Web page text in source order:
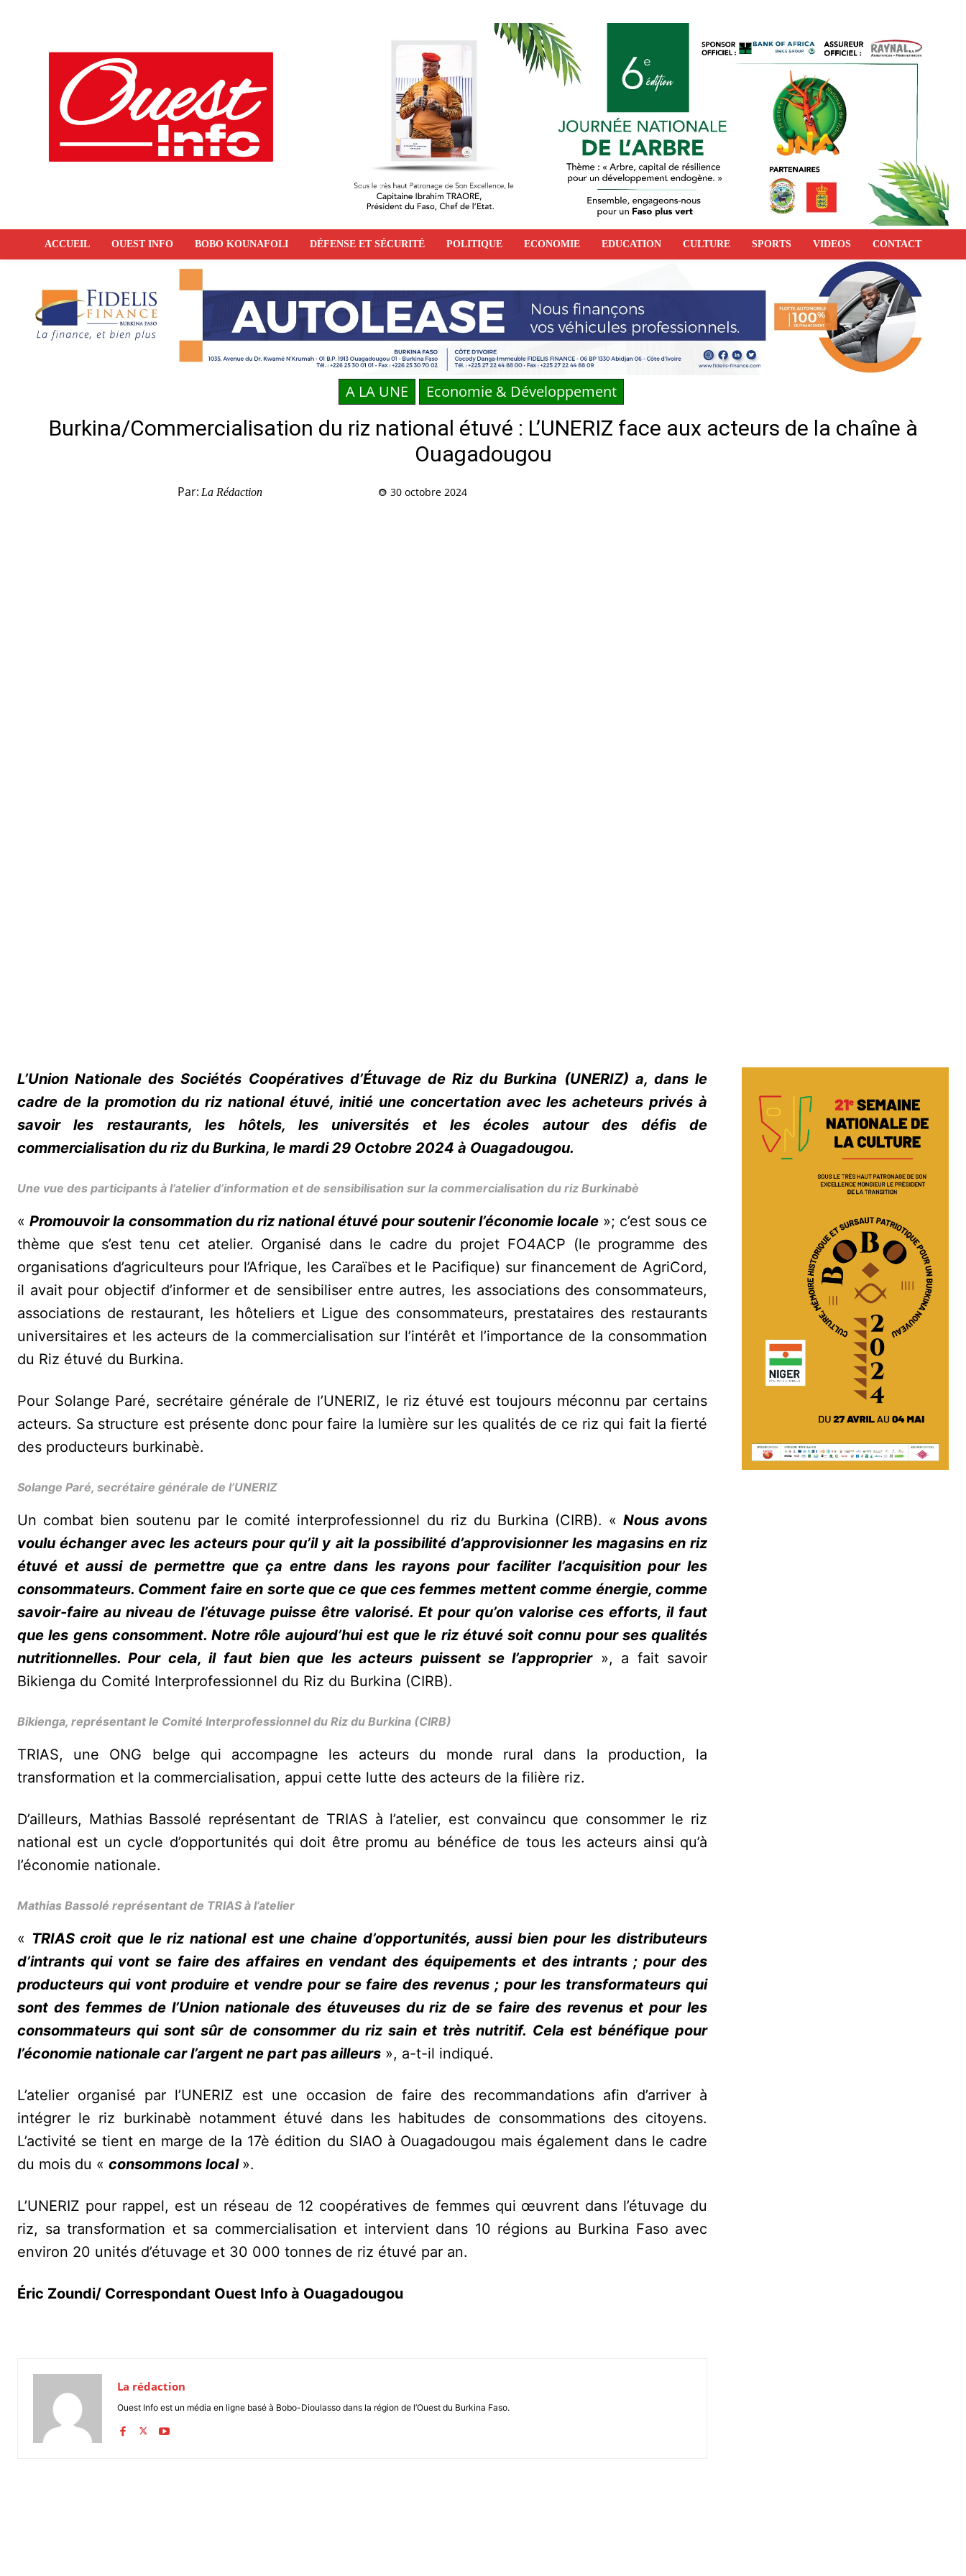
ACCUEIL OUEST INFO BOBO KOUNAFOLI DÉFENSE ET SÉCURITÉ POLITIQUE ECONOMIE EDUCATION CULTURE SPORTS VIDEOS CONTACT
A LA UNE Economie & Développement
Burkina/Commercialisation du riz national étuvé : L’UNERIZ face aux acteurs de la chaîne à
Ouagadougou
Par: La Rédaction 30 octobre 2024
L’Union Nationale des Sociétés Coopératives d’Étuvage de Riz du Burkina (UNERIZ) a, dans le
cadre de la promotion du riz national étuvé, initié une concertation avec les acheteurs privés à
savoir les restaurants, les hôtels, les universités et les écoles autour des défis de
commercialisation du riz du Burkina, le mardi 29 Octobre 2024 à Ouagadougou.
Une vue des participants à l’atelier d’information et de sensibilisation sur la commercialisation du riz Burkinabè
« Promouvoir la consommation du riz national étuvé pour soutenir l’économie locale »; c’est sous ce
thème que s’est tenu cet atelier. Organisé dans le cadre du projet FO4ACP (le programme des
organisations d’agriculteurs pour l’Afrique, les Caraïbes et le Pacifique) sur financement de AgriCord,
il avait pour objectif d’informer et de sensibiliser entre autres, les associations des consommateurs,
associations de restaurant, les hôteliers et Ligue des consommateurs, prestataires des restaurants
universitaires et les acteurs de la commercialisation sur l’intérêt et l’importance de la consommation
du Riz étuvé du Burkina.
Pour Solange Paré, secrétaire générale de l’UNERIZ, le riz étuvé est toujours méconnu par certains
acteurs. Sa structure est présente donc pour faire la lumière sur les qualités de ce riz qui fait la fierté
des producteurs burkinabè.
Solange Paré, secrétaire générale de l’UNERIZ
Un combat bien soutenu par le comité interprofessionnel du riz du Burkina (CIRB). « Nous avons
voulu échanger avec les acteurs pour qu’il y ait la possibilité d’approvisionner les magasins en riz
étuvé et aussi de permettre que ça entre dans les rayons pour faciliter l’acquisition pour les
consommateurs. Comment faire en sorte que ce que ces femmes mettent comme énergie, comme
savoir-faire au niveau de l’étuvage puisse être valorisé. Et pour qu’on valorise ces efforts, il faut
que les gens consomment. Notre rôle aujourd’hui est que le riz étuvé soit connu pour ses qualités
nutritionnelles. Pour cela, il faut bien que les acteurs puissent se l’approprier», a fait savoir
Bikienga du Comité Interprofessionnel du Riz du Burkina (CIRB).
Bikienga, représentant le Comité Interprofessionnel du Riz du Burkina (CIRB)
TRIAS, une ONG belge qui accompagne les acteurs du monde rural dans la production, la
transformation et la commercialisation, appui cette lutte des acteurs de la filière riz.
D’ailleurs, Mathias Bassolé représentant de TRIAS à l’atelier, est convaincu que consommer le riz
national est un cycle d’opportunités qui doit être promu au bénéfice de tous les acteurs ainsi qu’à
l’économie nationale.
Mathias Bassolé représentant de TRIAS à l’atelier
« TRIAS croit que le riz national est une chaine d’opportunités, aussi bien pour les distributeurs
d’intrants qui vont se faire des affaires en vendant des équipements et des intrants ; pour des
producteurs qui vont produire et vendre pour se faire des revenus ; pour les transformateurs qui
sont des femmes de l’Union nationale des étuveuses du riz de se faire des revenus et pour les
consommateurs qui sont sûr de consommer du riz sain et très nutritif. Cela est bénéfique pour
l’économie nationale car l’argent ne part pas ailleurs », a-t-il indiqué.
L’atelier organisé par l’UNERIZ est une occasion de faire des recommandations afin d’arriver à
intégrer le riz burkinabè notamment étuvé dans les habitudes de consommations des citoyens.
L’activité se tient en marge de la 17è édition du SIAO à Ouagadougou mais également dans le cadre
du mois du « consommons local ».
L’UNERIZ pour rappel, est un réseau de 12 coopératives de femmes qui œuvrent dans l’étuvage du
riz, sa transformation et sa commercialisation et intervient dans 10 régions au Burkina Faso avec
environ 20 unités d’étuvage et 30 000 tonnes de riz étuvé par an.
Éric Zoundi/ Correspondant Ouest Info à Ouagadougou
La rédaction
Ouest Info est un média en ligne basé à Bobo-Dioulasso dans la région de l’Ouest du Burkina Faso.